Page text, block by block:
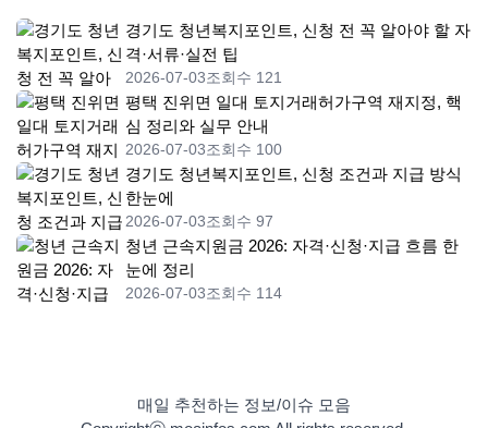
경기도 청년복지포인트, 신청 전 꼭 알아야 할 자
격·서류·실전 팁
2026-07-03조회수 121
평택 진위면 일대 토지거래허가구역 재지정, 핵
심 정리와 실무 안내
2026-07-03조회수 100
경기도 청년복지포인트, 신청 조건과 지급 방식
한눈에
2026-07-03조회수 97
청년 근속지원금 2026: 자격·신청·지급 흐름 한
눈에 정리
2026-07-03조회수 114
매일 추천하는 정보/이슈 모음